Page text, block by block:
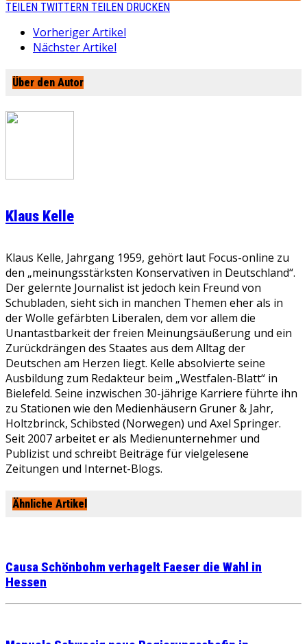
TEILEN TWITTERN TEILEN DRUCKEN
Vorheriger Artikel
Nächster Artikel
Über den Autor
Klaus Kelle
Klaus Kelle, Jahrgang 1959, gehört laut Focus-online zu
den „meinungsstärksten Konservativen in Deutschland“.
Der gelernte Journalist ist jedoch kein Freund von
Schubladen, sieht sich in manchen Themen eher als in
der Wolle gefärbten Liberalen, dem vor allem die
Unantastbarkeit der freien Meinungsäußerung und ein
Zurückdrängen des Staates aus dem Alltag der
Deutschen am Herzen liegt. Kelle absolvierte seine
Ausbildung zum Redakteur beim „Westfalen-Blatt“ in
Bielefeld. Seine inzwischen 30-jährige Karriere führte ihn
zu Stationen wie den Medienhäusern Gruner & Jahr,
Holtzbrinck, Schibsted (Norwegen) und Axel Springer.
Seit 2007 arbeitet er als Medienunternehmer und
Publizist und schreibt Beiträge für vielgelesene
Zeitungen und Internet-Blogs.
Ähnliche Artikel
Causa Schönbohm verhagelt Faeser die Wahl in
Hessen